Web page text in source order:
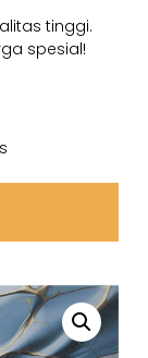
tinggi.
spesial!